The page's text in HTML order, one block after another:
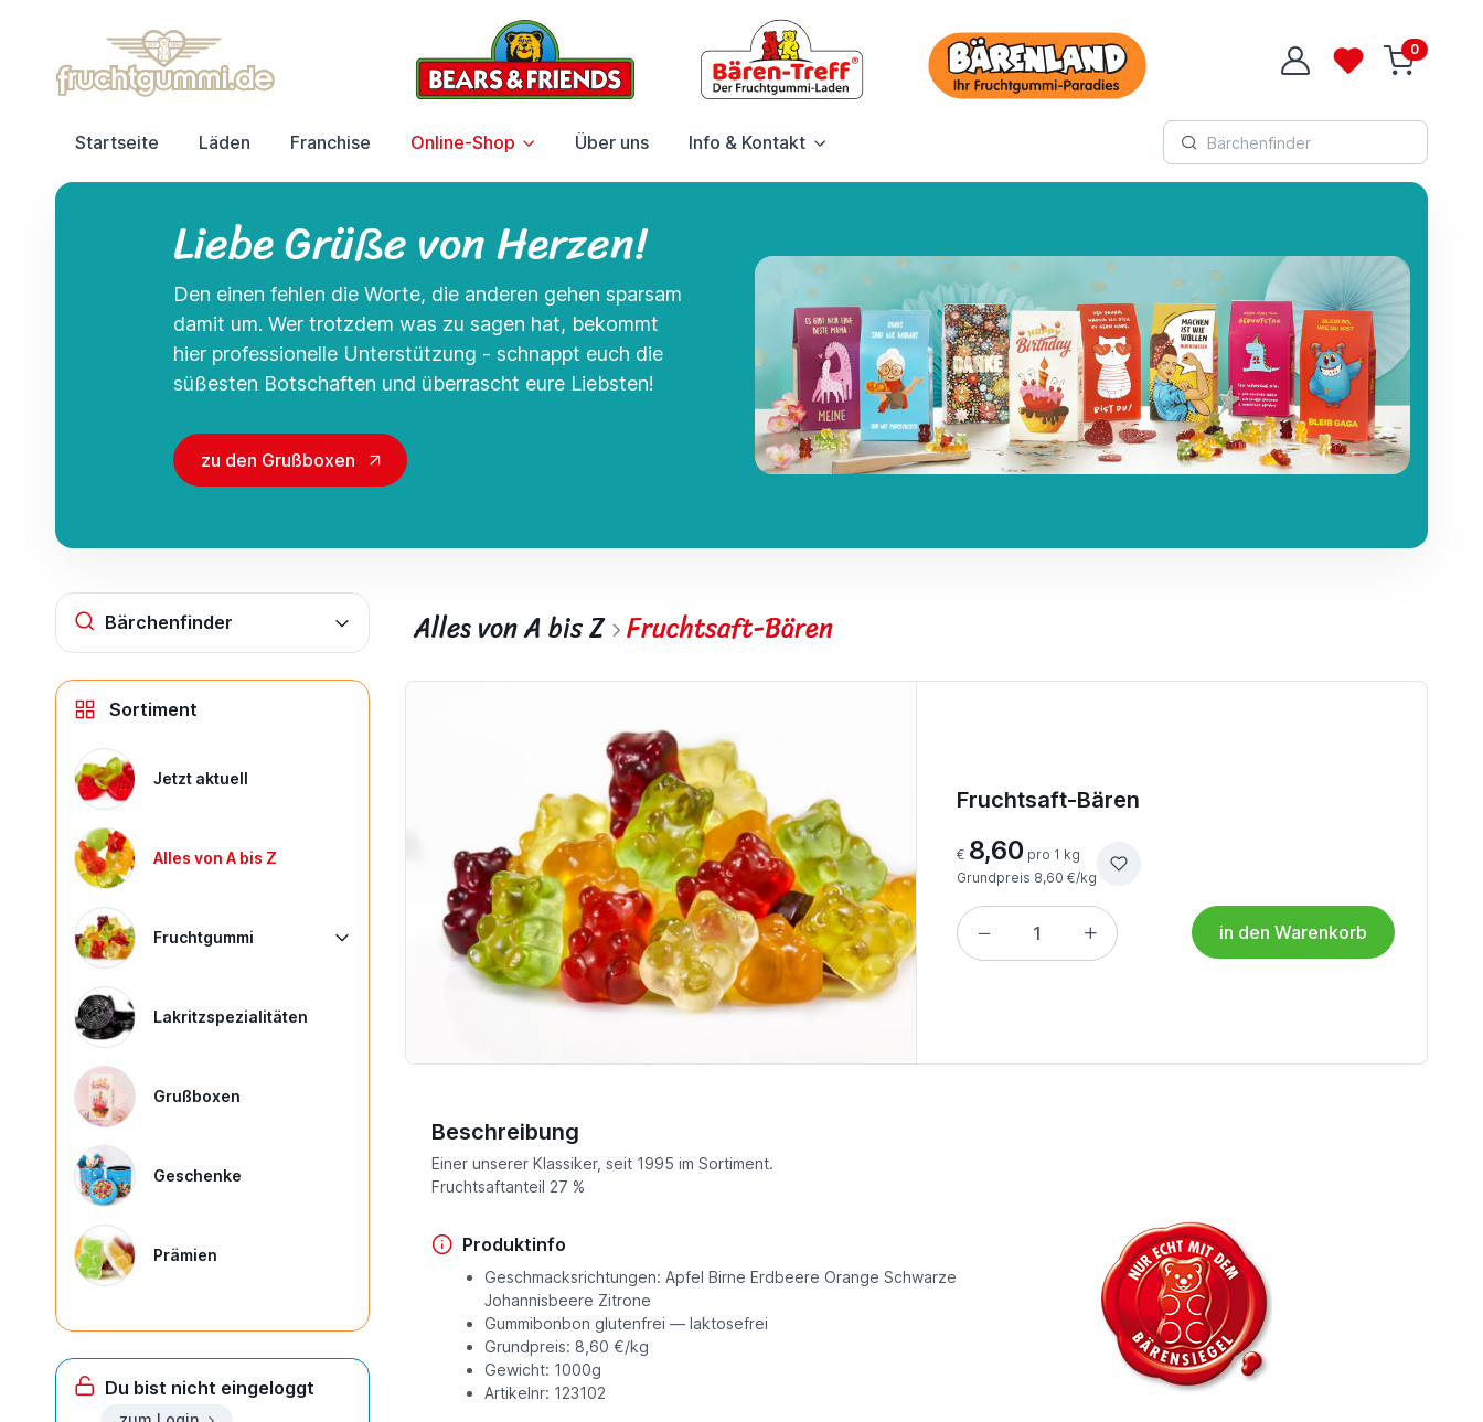
LoginWunschliste
0
Startseite Läden Franchise Online-Shop Über uns Info & Kontakt
Liebe Grüße von Herzen!
Den einen fehlen die Worte, die anderen gehen sparsam
damit um. Wer trotzdem was zu sagen hat, bekommt
hier professionelle Unterstützung - schnappt euch die
süßesten Botschaften und überrascht eure Liebsten!
zu den Grußboxen
Bärchenfinder
Sortiment
Jetzt aktuell
Alles von A bis Z
Fruchtgummi
Lakritzspezialitäten
Grußboxen
Geschenke
Prämien
Du bist nicht eingeloggt
Alles von A bis Z Fruchtsaft-Bären
Fruchtsaft-Bären
€ 8,60pro 1 kg
Grundpreis 8,60 €/kg
in den Warenkorb
Beschreibung
Einer unserer Klassiker, seit 1995 im Sortiment.
Fruchtsaftanteil 27 %
Produktinfo
Geschmacksrichtungen: Apfel Birne Erdbeere Orange Schwarze
Johannisbeere Zitrone
Gummibonbon glutenfrei — laktosefrei
Grundpreis: 8,60 €/kg
Gewicht: 1000g
Artikelnr: 123102